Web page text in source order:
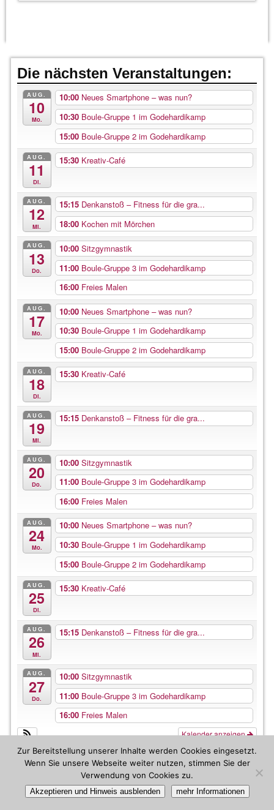
Die nächsten Veranstaltungen:
AUG.
10
Mo.
10:00 Neues Smartphone – was nun?
10:30 Boule-Gruppe 1 im Godehardikamp
15:00 Boule-Gruppe 2 im Godehardikamp
AUG.
11
Di.
15:30 Kreativ-Café
AUG.
12
Mi.
15:15 Denkanstoß – Fitness für die gra...
18:00 Kochen mit Mörchen
AUG.
13
Do.
10:00 Sitzgymnastik
11:00 Boule-Gruppe 3 im Godehardikamp
16:00 Freies Malen
AUG.
17
Mo.
10:00 Neues Smartphone – was nun?
10:30 Boule-Gruppe 1 im Godehardikamp
15:00 Boule-Gruppe 2 im Godehardikamp
AUG.
18
Di.
15:30 Kreativ-Café
AUG.
19
Mi.
15:15 Denkanstoß – Fitness für die gra...
AUG.
20
Do.
10:00 Sitzgymnastik
11:00 Boule-Gruppe 3 im Godehardikamp
16:00 Freies Malen
AUG.
24
Mo.
10:00 Neues Smartphone – was nun?
10:30 Boule-Gruppe 1 im Godehardikamp
15:00 Boule-Gruppe 2 im Godehardikamp
AUG.
25
Di.
15:30 Kreativ-Café
AUG.
26
Mi.
15:15 Denkanstoß – Fitness für die gra...
AUG.
27
Do.
10:00 Sitzgymnastik
11:00 Boule-Gruppe 3 im Godehardikamp
16:00 Freies Malen
Kalender anzeigen
©2026 -Bürgertreff Hildesheim -Weaver Xtreme Theme
Zur Bereitstellung unserer Inhalte werden Cookies eingesetzt.
Wenn Sie unsere Webseite weiter nutzen, stimmen Sie der
Verwendung von Cookies zu.
Akzeptieren und Hinweis ausblenden mehr Informationen